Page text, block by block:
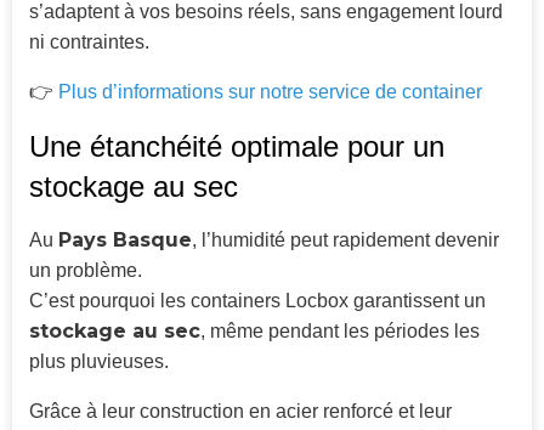
s’adaptent à vos besoins réels, sans engagement lourd
ni contraintes.
👉 Plus d’informations sur notre service de container
Une étanchéité optimale pour un
stockage au sec
Au Pays Basque, l’humidité peut rapidement devenir
un problème.
C’est pourquoi les containers Locbox garantissent un
stockage au sec, même pendant les périodes les
plus pluvieuses.
Grâce à leur construction en acier renforcé et leur